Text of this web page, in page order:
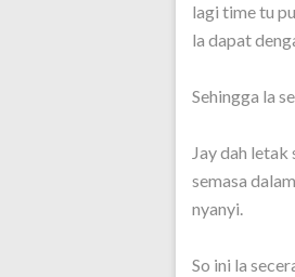
lagi time tu
la dapat
Sehingga la
Jay dah letak
semasa
nyanyi.
So ini la